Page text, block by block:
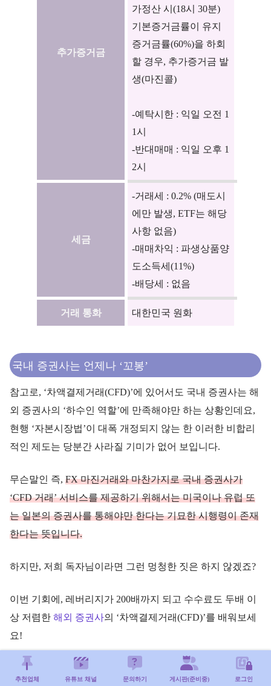
추가증거금
가정산 시(18시 30분)
기본증거금률이 유지
증거금률(60%)을 하회
할 경우, 추가증거금 발
생(마진콜)
-예탁시한 : 익일 오전 1
1시
-반대매매 : 익일 오후 1
2시
세금
-거래세 : 0.2% (매도시
에만 발생, ETF는 해당
사항 없음)
-매매차익 : 파생상품양
도소득세(11%)
-배당세 : 없음
거래 통화 대한민국 원화
국내 증권사는 언제나 ‘꼬봉’
참고로, ‘차액결제거래(CFD)’에 있어서도 국내 증권사는 해
외 증권사의 ‘하수인 역할’에 만족해야만 하는 상황인데요,
현행 ‘자본시장법’이 대폭 개정되지 않는 한 이러한 비합리
적인 제도는 당분간 사라질 기미가 없어 보입니다.
무슨말인 즉, FX 마진거래와 마찬가지로 국내 증권사가
‘CFD 거래’ 서비스를 제공하기 위해서는 미국이나 유럽 또
는 일본의 증권사를 통해야만 한다는 기묘한 시행령이 존재
한다는 뜻입니다.
하지만, 저희 독자님이라면 그런 멍청한 짓은 하지 않겠죠?
이번 기회에, 레버리지가 200배까지 되고 수수료도 두배 이
상 저렴한 해외 증권사의 ‘차액결제거래(CFD)’를 배워보세
요!
추천업체 유튜브 채널 문의하기 게시판(준비중) 로그인